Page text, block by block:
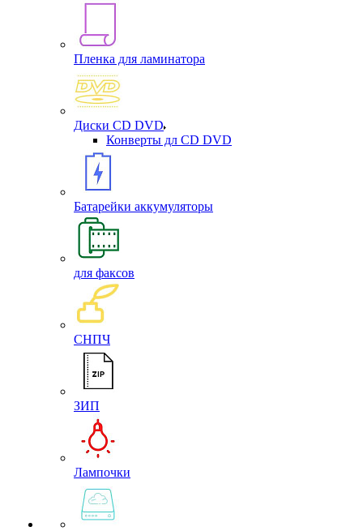
Пленка для ламинатора
Диски CD DVD
Конверты дл CD DVD
Батарейки аккумуляторы
для факсов
СНПЧ
ЗИП
Лампочки